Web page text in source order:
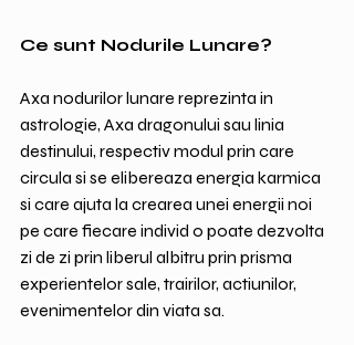
Ce sunt Nodurile Lunare?
Axa nodurilor lunare reprezinta in
astrologie, Axa dragonului sau linia
destinului, respectiv modul prin care
circula si se elibereaza energia karmica
si care ajuta la crearea unei energii noi
pe care fiecare individ o poate dezvolta
zi de zi prin liberul albitru prin prisma
experientelor sale, trairilor, actiunilor,
evenimentelor din viata sa.